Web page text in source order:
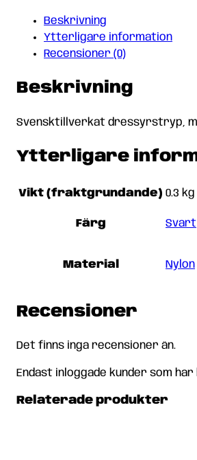
Beskrivning
Ytterligare information
Recensioner (0)
Beskrivning
Svensktillverkat dressyrstryp,
Ytterligare
Vikt (fraktgrundande) 0.3 kg
Färg Svart
Material Nylon
Recensioner
Det finns inga recensioner än.
Endast inloggade kunder som
Relaterade produkter